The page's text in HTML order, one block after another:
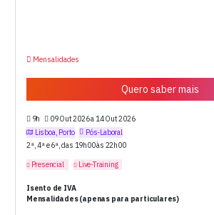
Mensalidades
Quero saber mais
9h
09 Out 2026 a 14 Out 2026
Lisboa, Porto
Pós-Laboral
2ª, 4ª e 6ª, das 19h00 às 22h00
Presencial Live-Training
Isento de IVA
Mensalidades (apenas para particulares)